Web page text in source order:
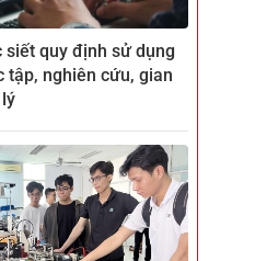
siết quy định sử dụng
tập, nghiên cứu, gian